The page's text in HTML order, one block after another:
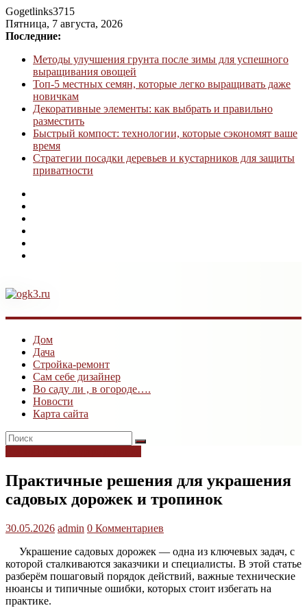
Gogetlinks3715
Пятница, 7 августа, 2026
Последние:
Методы улучшения грунта после зимы для успешного
выращивания овощей
Топ-5 местных семян, которые легко выращивать даже
новичкам
Декоративные элементы: как выбрать и правильно
разместить
Быстрый компост: технологии, которые сэкономят ваше
время
Стратегии посадки деревьев и кустарников для защиты
приватности
ogk3.ru
Дом
дача
Дом
Дача
Стройка-ремонт
Сам себе дизайнер
Во саду ли , в огороде….
Новости
Карта сайта
Практичные решения для украшения
садовых дорожек и тропинок
30.05.2026 admin 0 Комментариев
Украшение садовых дорожек — одна из ключевых задач, с
которой сталкиваются заказчики и специалисты. В этой статье
разберём пошаговый порядок действий, важные технические
нюансы и типичные ошибки, которых стоит избегать на
практике.